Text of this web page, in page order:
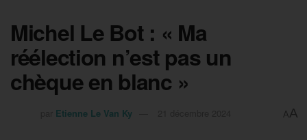
Michel Le Bot : « Ma
réélection n’est pas un
chèque en blanc »
Etienne Le Van Ky AA